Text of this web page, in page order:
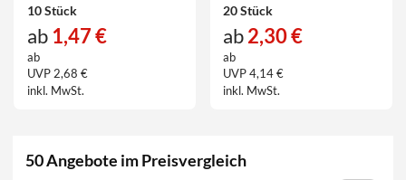
10 Stück
ab 1,47 €
ab
UVP 2,68 €
inkl. MwSt.
20 Stück
ab2,30 €
ab
UVP 4,14 €
inkl. MwSt.
50 Angebote im Preisvergleich